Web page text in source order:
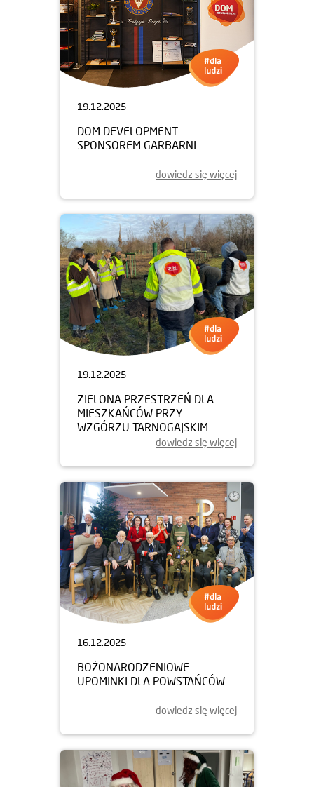
19.12.2025
DOM DEVELOPMENT
SPONSOREM GARBARNI
dowiedz się więcej
19.12.2025
ZIELONA PRZESTRZEŃ DLA
MIESZKAŃCÓW PRZY
WZGÓRZU TARNOGAJSKIM
dowiedz się więcej
16.12.2025
BOŻONARODZENIOWE
UPOMINKI DLA POWSTAŃCÓW
dowiedz się więcej